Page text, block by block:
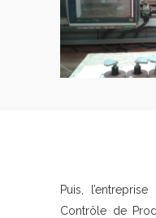
Puis,
Contrôle de